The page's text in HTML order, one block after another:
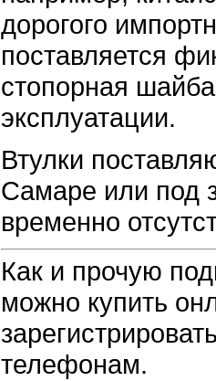
дорогого
поставляется
стопорная
эксплуатации.
Втулки
Самаре или под
временно
Как и прочую
можно купить
телефонам.